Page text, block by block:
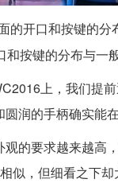
的开口和按键的分
按键的分布与一
上，我们提
润的手柄确实能
观的要求越来越高
似，但细看之下